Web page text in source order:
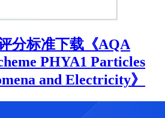
分标准下载《AQA
PHYA1 Particles
and Electricity》